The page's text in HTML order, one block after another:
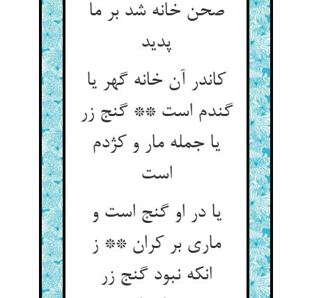
صحن خانه شد بر ما
پدید
کاندر آن خانه گهر یا
گندم است ** گنج زر
یا جمله مار و کژدم
است‏
یا در او گنج است و
ماری بر کران ** ز
انکه نبود گنج زر